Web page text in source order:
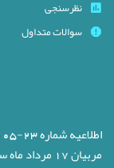
نظرسنجی
سوالات متداول
مربیان 17 مرداد ماه سال 1405